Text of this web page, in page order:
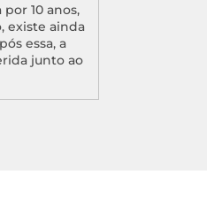
10 anos,
existe ainda
essa, a
junto ao